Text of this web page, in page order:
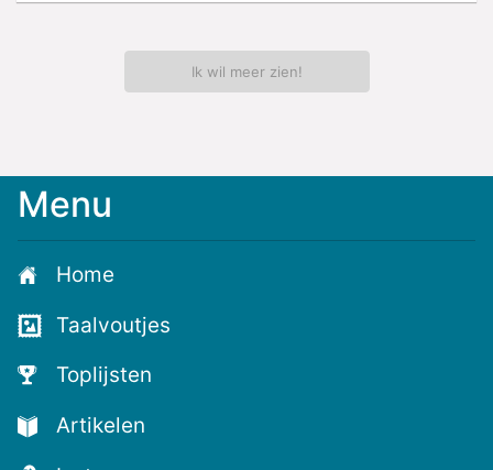
Ik wil meer zien!
Meld
voor
de
nieuwste
voutjes
en
de
voutste
Menu
Home
Taalvoutjes
Toplijsten
Artikelen